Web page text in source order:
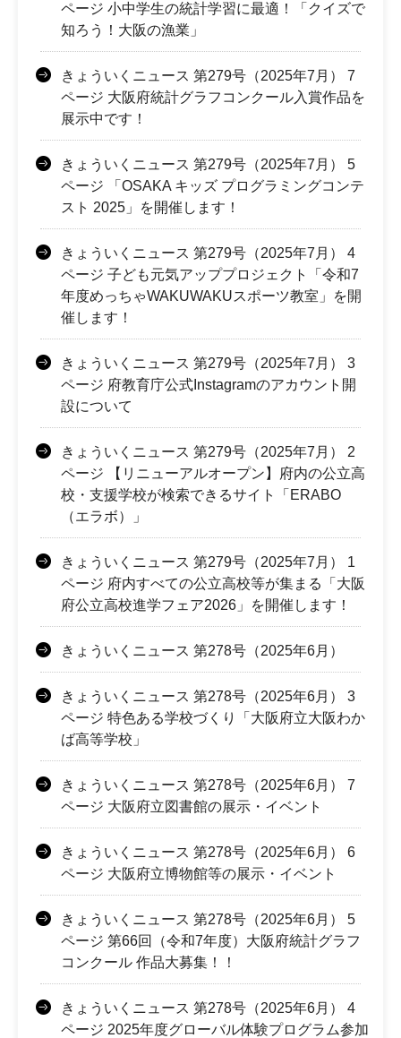
ページ 小中学生の統計学習に最適！「クイズで
知ろう！大阪の漁業」
きょういくニュース 第279号（2025年7月） 7
ページ 大阪府統計グラフコンクール入賞作品を
展示中です！
きょういくニュース 第279号（2025年7月） 5
ページ 「OSAKA キッズ プログラミングコンテ
スト 2025」を開催します！
きょういくニュース 第279号（2025年7月） 4
ページ 子ども元気アッププロジェクト「令和7
年度めっちゃWAKUWAKUスポーツ教室」を開
催します！
きょういくニュース 第279号（2025年7月） 3
ページ 府教育庁公式Instagramのアカウント開
設について
きょういくニュース 第279号（2025年7月） 2
ページ 【リニューアルオープン】府内の公立高
校・支援学校が検索できるサイト「ERABO
（エラボ）」
きょういくニュース 第279号（2025年7月） 1
ページ 府内すべての公立高校等が集まる「大阪
府公立高校進学フェア2026」を開催します！
きょういくニュース 第278号（2025年6月）
きょういくニュース 第278号（2025年6月） 3
ページ 特色ある学校づくり「大阪府立大阪わか
ば高等学校」
きょういくニュース 第278号（2025年6月） 7
ページ 大阪府立図書館の展示・イベント
きょういくニュース 第278号（2025年6月） 6
ページ 大阪府立博物館等の展示・イベント
きょういくニュース 第278号（2025年6月） 5
ページ 第66回（令和7年度）大阪府統計グラフ
コンクール 作品大募集！！
きょういくニュース 第278号（2025年6月） 4
ページ 2025年度グローバル体験プログラム参加